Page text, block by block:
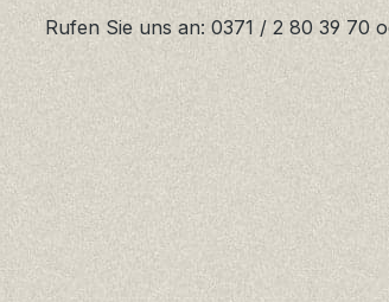
Rufen Sie uns an: 0371 / 2 80 39 70